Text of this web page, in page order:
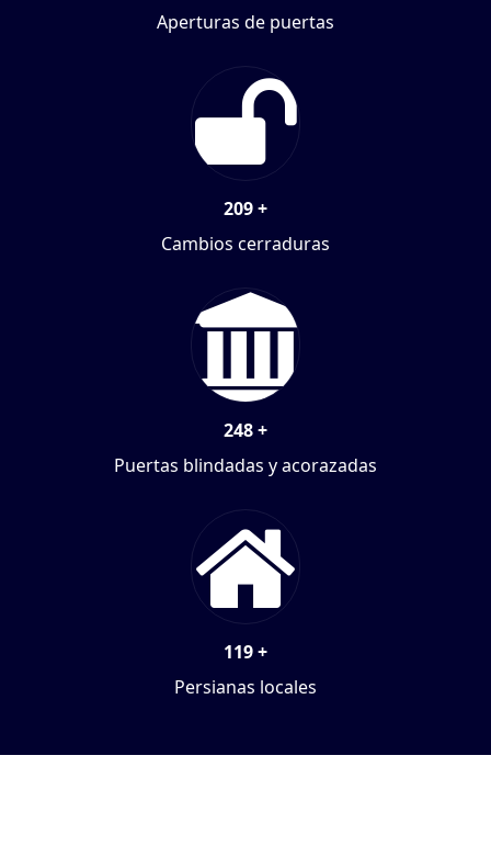
Aperturas de puertas
209+
Cambios cerraduras
248+
Puertas blindadas y acorazadas
119+
Persianas locales